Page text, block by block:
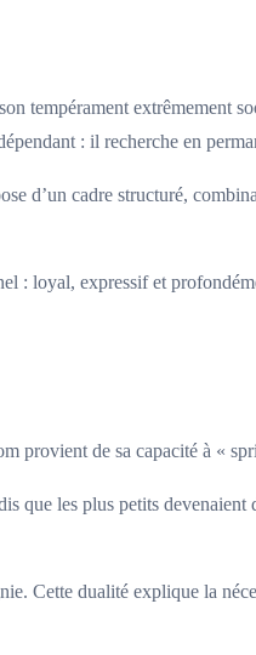
tempérament extrêmement
: il recherche en
d’un cadre structuré,
: loyal, expressif et
de sa capacité à «
que les plus petits
Cette dualité explique la